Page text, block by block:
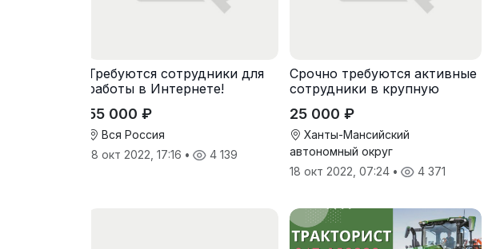
Требуются сотрудники для
работы в Интернете!
55 000 ₽
Вся Россия
18 окт 2022, 17:16 • 4 139
Срочно требуются активные
сотрудники в крупную
25 000 ₽
Ханты-Мансийский
автономный округ
18 окт 2022, 07:24 • 4 371